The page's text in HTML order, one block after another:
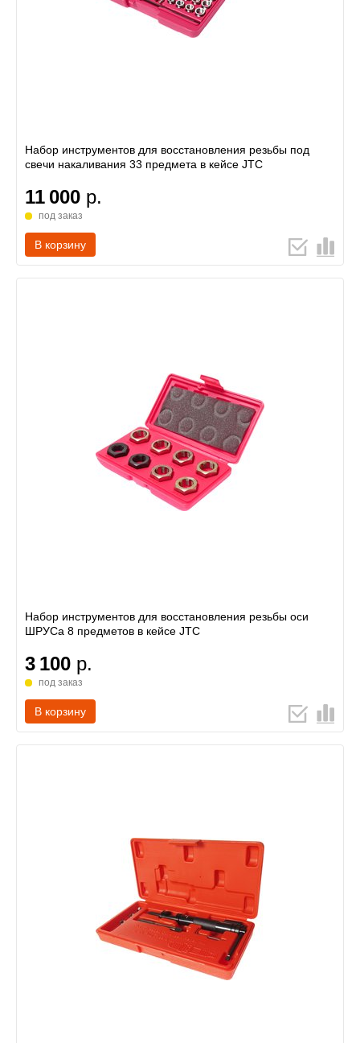
Набор инструментов для восстановления резьбы под
свечи накаливания 33 предмета в кейсе JTC
11 000 р.
под заказ
В корзину
Набор инструментов для восстановления резьбы оси
ШРУСа 8 предметов в кейсе JTC
3 100 р.
под заказ
В корзину